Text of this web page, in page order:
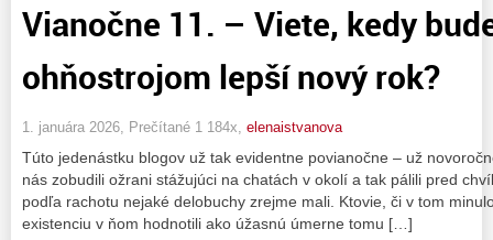
Vianočne 11. – Viete, kedy
ohňostrojom lepší nový rok?
1. januára 2026, Prečítané 1 184x, elenaistvanova
Túto jedenástku blogov už tak evidentne povianočne – už
nás zobudili ožrani stážujúci na chatách v okolí a tak pálili pred
podľa rachotu nejaké delobuchy zrejme mali. Ktovie, či v tom
existenciu v ňom hodnotili ako úžasnú úmerne tomu […]